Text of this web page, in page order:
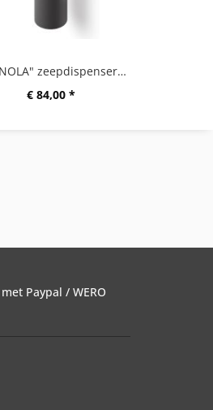
"MANOLA" zeepdispenser, groot, wandmontage, zwart
€ 84,00 *
Paypal / WERO